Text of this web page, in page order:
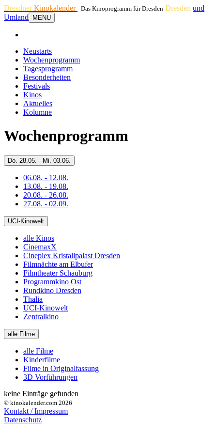
DresdnerKinokalender - Das Kinoprogramm für Dresden Dresden und
Umland
MENU
Neustarts
Wochenprogramm
Tagesprogramm
Besonderheiten
Festivals
Kinos
Aktuelles
Kolumne
Wochenprogramm
Do. 28.05. - Mi. 03.06.
06.08. - 12.08.
13.08. - 19.08.
20.08. - 26.08.
27.08. - 02.09.
UCI-Kinowelt
alle Kinos
CinemaxX
Cineplex Kristallpalast Dresden
Filmnächte am Elbufer
Filmtheater Schauburg
Programmkino Ost
Rundkino Dresden
Thalia
UCI-Kinowelt
Zentralkino
alle Filme
alle Filme
Kinderfilme
Filme in Originalfassung
3D Vorführungen
keine Einträge gefunden
© kinokalender.com 2026
Kontakt / Impressum
Datenschutz